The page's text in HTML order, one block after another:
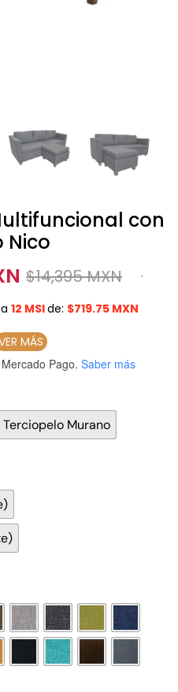
con
Nico
$14,395 MXN
12 MSIde: $719.75 MXN
MÁS
Pago. Saber más
Terciopelo Murano